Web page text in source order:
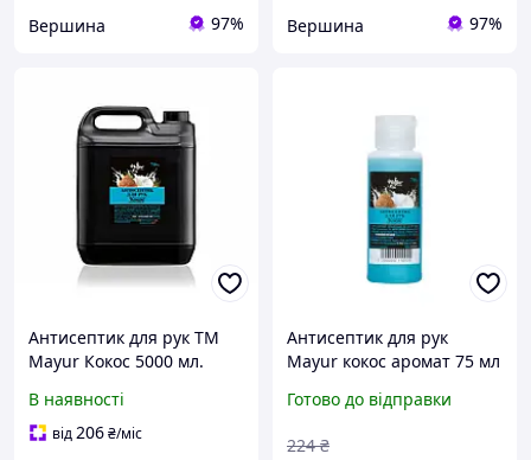
Вершина 97% Вершина 97%
Антисептик для рук TM
Mayur Кокос 5000 мл.
В наявності
від206₴/міс
Антисептик для рук
Mayur кокос аромат 75 мл
Готово до відправки
224 ₴